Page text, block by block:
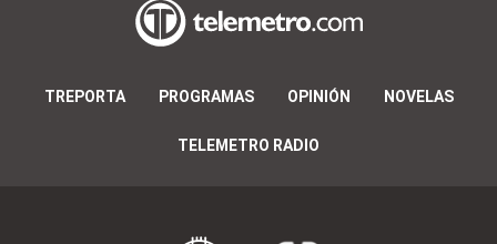
TREPORTA PROGRAMAS OPINIÓN NOVELAS
TELEMETRO RADIO